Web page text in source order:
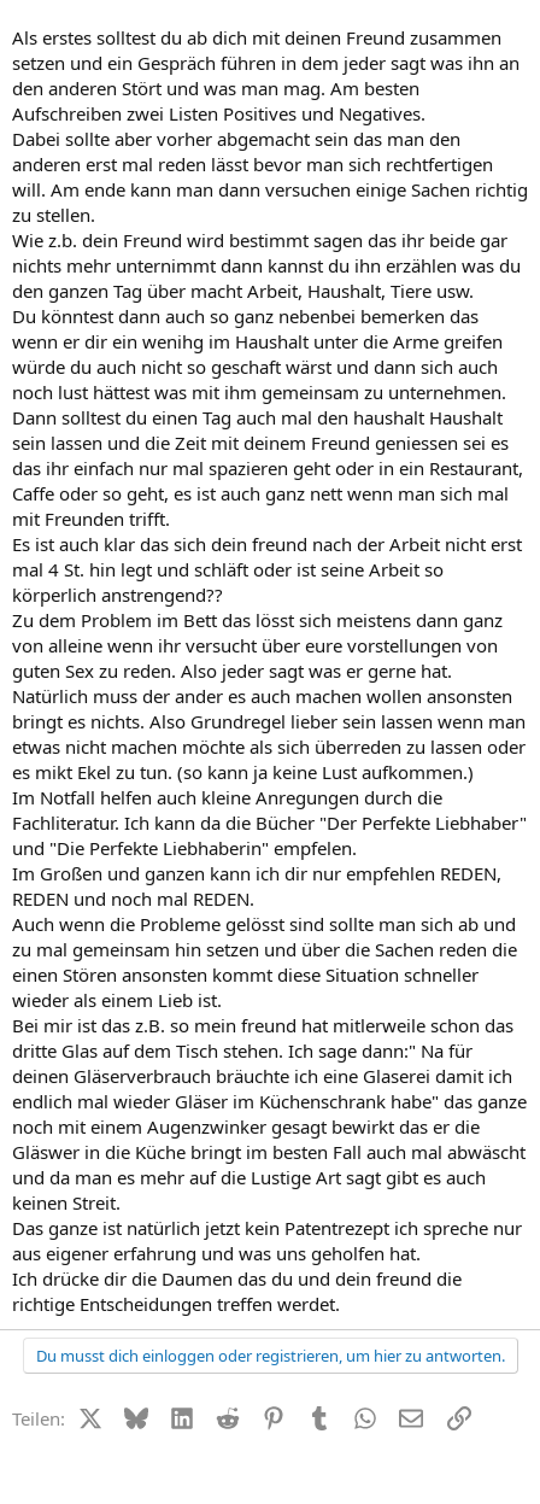
Als erstes solltest du ab dich mit deinen Freund zusammen
setzen und ein Gespräch führen in dem jeder sagt was ihn an
den anderen Stört und was man mag. Am besten
Aufschreiben zwei Listen Positives und Negatives.
Dabei sollte aber vorher abgemacht sein das man den
anderen erst mal reden lässt bevor man sich rechtfertigen
will. Am ende kann man dann versuchen einige Sachen richtig
zu stellen.
Wie z.b. dein Freund wird bestimmt sagen das ihr beide gar
nichts mehr unternimmt dann kannst du ihn erzählen was du
den ganzen Tag über macht Arbeit, Haushalt, Tiere usw.
Du könntest dann auch so ganz nebenbei bemerken das
wenn er dir ein wenihg im Haushalt unter die Arme greifen
würde du auch nicht so geschaft wärst und dann sich auch
noch lust hättest was mit ihm gemeinsam zu unternehmen.
Dann solltest du einen Tag auch mal den haushalt Haushalt
sein lassen und die Zeit mit deinem Freund geniessen sei es
das ihr einfach nur mal spazieren geht oder in ein Restaurant,
Caffe oder so geht, es ist auch ganz nett wenn man sich mal
mit Freunden trifft.
Es ist auch klar das sich dein freund nach der Arbeit nicht erst
mal 4 St. hin legt und schläft oder ist seine Arbeit so
körperlich anstrengend??
Zu dem Problem im Bett das lösst sich meistens dann ganz
von alleine wenn ihr versucht über eure vorstellungen von
guten Sex zu reden. Also jeder sagt was er gerne hat.
Natürlich muss der ander es auch machen wollen ansonsten
bringt es nichts. Also Grundregel lieber sein lassen wenn man
etwas nicht machen möchte als sich überreden zu lassen oder
es mikt Ekel zu tun. (so kann ja keine Lust aufkommen.)
Im Notfall helfen auch kleine Anregungen durch die
Fachliteratur. Ich kann da die Bücher "Der Perfekte Liebhaber"
und "Die Perfekte Liebhaberin" empfelen.
Im Großen und ganzen kann ich dir nur empfehlen REDEN,
REDEN und noch mal REDEN.
Auch wenn die Probleme gelösst sind sollte man sich ab und
zu mal gemeinsam hin setzen und über die Sachen reden die
einen Stören ansonsten kommt diese Situation schneller
wieder als einem Lieb ist.
Bei mir ist das z.B. so mein freund hat mitlerweile schon das
dritte Glas auf dem Tisch stehen. Ich sage dann:" Na für
deinen Gläserverbrauch bräuchte ich eine Glaserei damit ich
endlich mal wieder Gläser im Küchenschrank habe" das ganze
noch mit einem Augenzwinker gesagt bewirkt das er die
Gläswer in die Küche bringt im besten Fall auch mal abwäscht
und da man es mehr auf die Lustige Art sagt gibt es auch
keinen Streit.
Das ganze ist natürlich jetzt kein Patentrezept ich spreche nur
aus eigener erfahrung und was uns geholfen hat.
Ich drücke dir die Daumen das du und dein freund die
richtige Entscheidungen treffen werdet.
Du musst dich einloggen oder registrieren, um hier zu antworten.
Teilen: X (Twitter)
BlueskyLinkedIn
Reddit PinterestTumblr WhatsApp
E-MailLink